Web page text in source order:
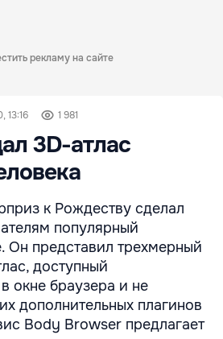
рекламу на сайте
13:16 1 981
3D-атлас
к Рождеству сделал
популярный
Он представил трехмерный
доступный
окне браузера и не
дополнительных плагинов
Body Browser предлагает